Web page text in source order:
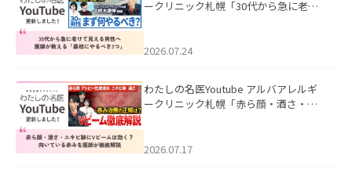
ークリニック札幌「30代から急に老け
た。
2026.07.24
わたしの名医Youtube アルバアレルギ
ークリニック札幌「赤ら顔・酒さ・ニ
した。
2026.07.17